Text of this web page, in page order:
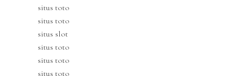
situs toto
situs toto
situs slot
situs toto
situs toto
situs toto